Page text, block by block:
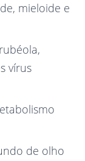
mieloide e
vírus
de olho